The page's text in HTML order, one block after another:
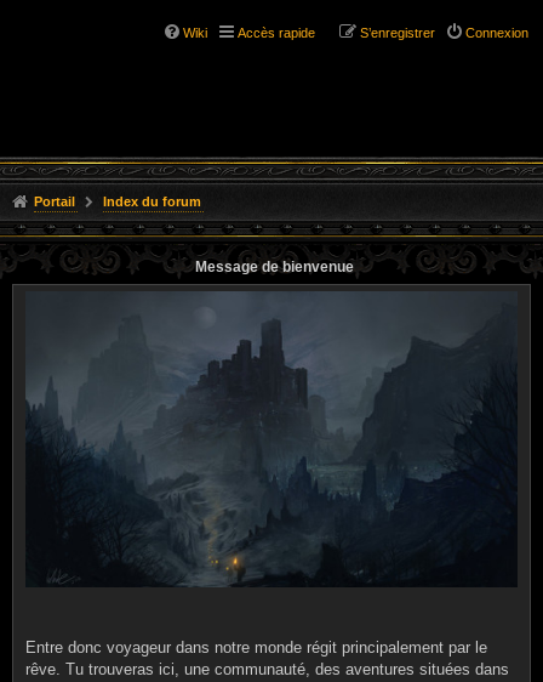
Wiki Accès rapide Connexion
S’enregistrer
Portail Index du forum
Message de bienvenue
Entre donc voyageur dans notre monde régit principalement par le
rêve. Tu trouveras ici, une communauté, des aventures situées dans